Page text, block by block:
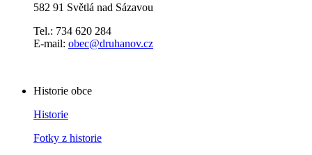
582 91 Světlá nad Sázavou
Tel.: 734 620 284
E-mail: obec@druhanov.cz
Historie obce
Historie
Fotky z historie